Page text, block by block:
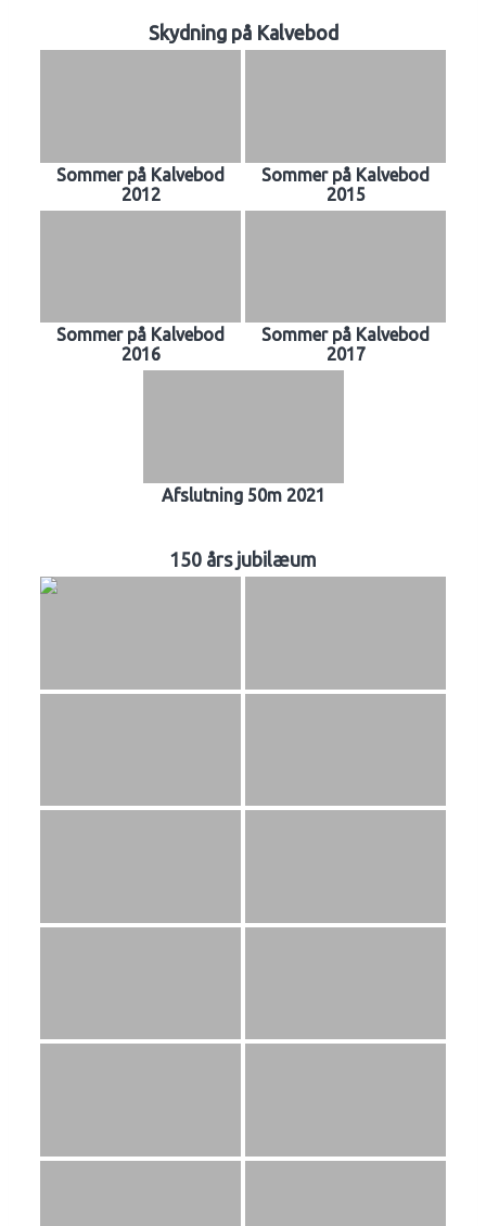
Skydning på Kalvebod
Sommer på Kalvebod
2012
Sommer på Kalvebod
2015
Sommer på Kalvebod
2016
Sommer på Kalvebod
2017
Afslutning 50m 2021
150 års jubilæum